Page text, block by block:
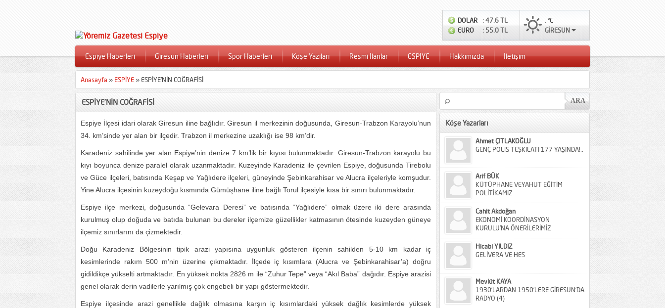
DOLAR
: 47.6 TL
EURO
: 55.0 TL
, °C
GİRESUN
Espiye Haberleri Giresun Haberleri Spor Haberleri Köşe Yazıları Resmi İlanlar ESPİYE Hakkımızda İletişim
Anasayfa » ESPİYE » ESPİYE’NİN COĞRAFİSİ
ESPİYE’NİN COĞRAFİSİ
Espiye İlçesi idari olarak Giresun iline bağlıdır. Giresun il merkezinin doğusunda, Giresun-Trabzon Karayolu’nun
34. km’sinde yer alan bir ilçedir. Trabzon il merkezine uzaklığı ise 98 km’dir.
Karadeniz sahilinde yer alan Espiye’nin denize 7 km’lik bir kıyısı bulunmaktadır. Giresun-Trabzon karayolu bu
kıyı boyunca denize paralel olarak uzanmaktadır. Kuzeyinde Karadeniz ile çevrilen Espiye, doğusunda Tirebolu
ve Güce ilçeleri, batısında Keşap ve Yağlıdere ilçeleri, güneyinde Şebinkarahisar ve Alucra ilçeleriyle komşudur.
Yine Alucra ilçesinin kuzeydoğu kısmında Gümüşhane iline bağlı Torul ilçesiyle kısa bir sınırı bulunmaktadır.
Espiye ilçe merkezi, doğusunda “Gelevara Deresi” ve batısında “Yağlıdere” olmak üzere iki dere arasında
kurulmuş olup doğuda ve batıda bulunan bu dereler ilçemize güzellikler katmasının ötesinde kuzeyden güneye
ilçemiz sınırlarını da çizmektedir.
Doğu Karadeniz Bölgesinin tipik arazi yapısına uygunluk gösteren ilçenin sahilden 5-10 km kadar iç
kesimlerinde rakım 500 m’nin üzerine çıkmaktadır. İlçede iç kısımlara (Alucra ve Şebinkarahisar’a) doğru
gidildikçe yükselti artmaktadır. En yüksek nokta 2826 m ile “Zuhur Tepe” veya “Akıl Baba” dağıdır. Espiye arazisi
genel olarak derin vadilerle yarılmış çok engebeli bir yapı göstermektedir.
Espiye ilçesinde arazi genellikle dağlık olmasına karşın iç kısımlardaki yüksek dağlık kesimlerde yüksek
Köşe Yazarları
Ahmet ÇITLAKOĞLU
GENÇ POLiS TEŞKiLATI 177 YAŞINDA!..
Arif BÜK
KÜTÜPHANE VEYAHUT EĞİTİM
POLİTİKAMIZ
Cahit Akdoğan
EKONOMİ KOORDİNASYON
KURULU’NA ÖNERİLERİMİZ
Hicabi YILDIZ
GELİVERA VE HES
Mevlüt KAYA
1930’LARDAN 1950’LERE GİRESUN’DA
RADYO (4)